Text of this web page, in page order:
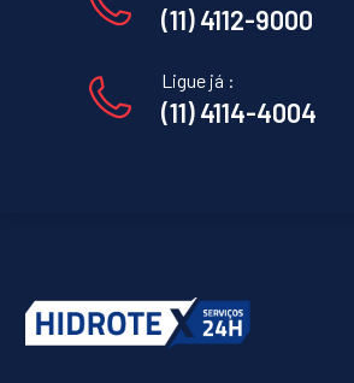
(11) 4112-9000
Ligue já :
(11) 4114-4004